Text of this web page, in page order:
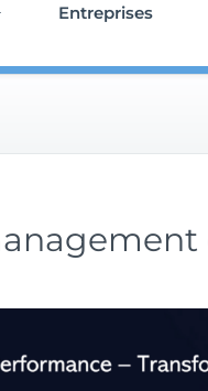
Entreprises